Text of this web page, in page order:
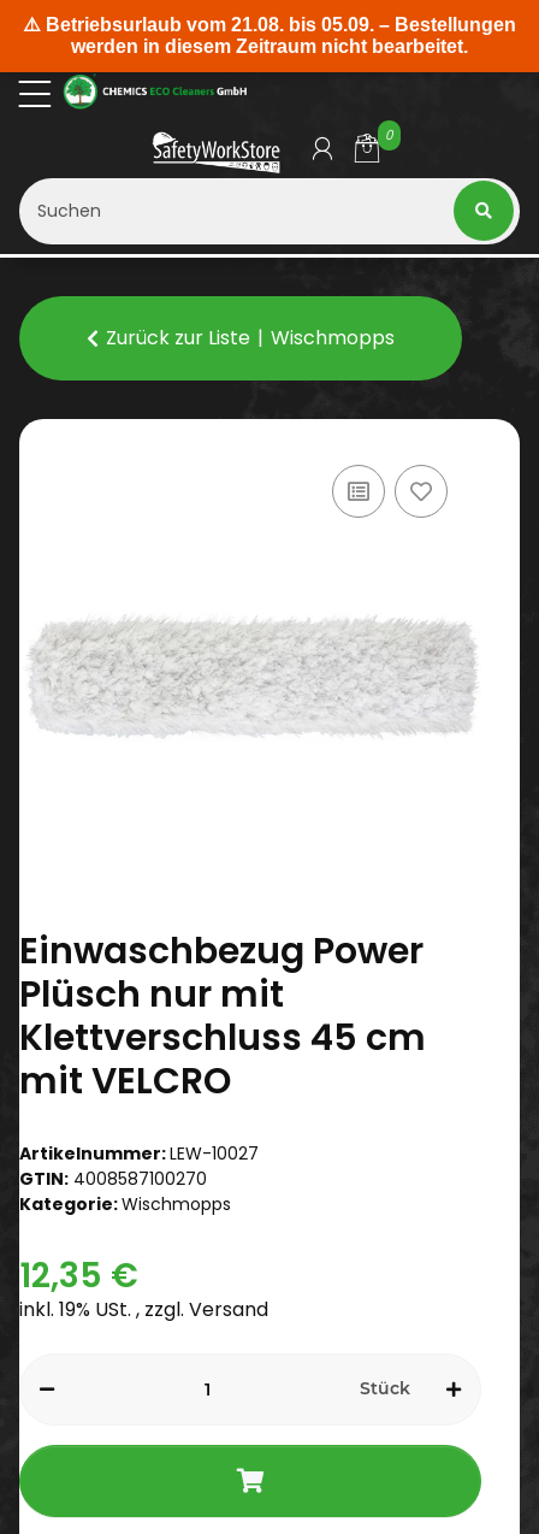
0
Zurück zur Liste Wischmopps
Einwaschbezug Power
Plüsch nur mit
Klettverschluss 45 cm
mit VELCRO
Artikelnummer:LEW-10027
GTIN: 4008587100270
Kategorie:Wischmopps
12,35 €
inkl. 19% USt. , zzgl. Versand
Stück